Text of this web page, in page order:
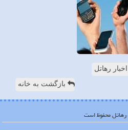
اخبار رهاتل
بازگشت به خانه